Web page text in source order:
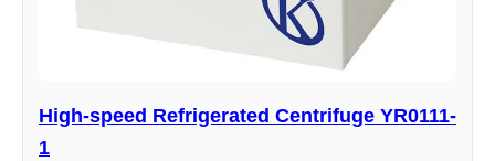
High-speed Refrigerated Centrifuge YR0111-
1